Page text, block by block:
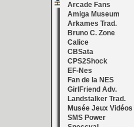
Arcade Fans
Amiga Museum
Arkames Trad.
Bruno C. Zone
Calice
CBSata
CPS2Shock
EF-Nes
Fan de la NES
GirlFriend Adv.
Landstalker Trad.
Musée Jeux Vidéos
SMS Power